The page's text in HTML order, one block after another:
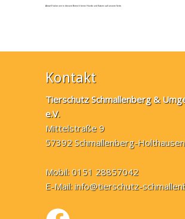
Aktuell haben wir in diesem Bereich keine Hunde und Katzen auf unserer Seite.
Kontakt
Tierschutz Schmallenberg &
e.V.
Mittelstraße 9
57392 Schmallenberg-Holthausen
Mobil: 0151 28857042
E-Mail:info@tierschutz-